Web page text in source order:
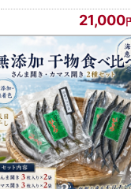
21,000